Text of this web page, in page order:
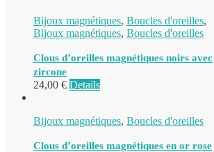
Bijoux magnétiques, Boucles d'oreilles,
Bijoux magnétiques, Boucles d'oreilles
Clous d’oreilles magnétiques noirs avec
zircone
24,00 € Details
Bijoux magnétiques, Boucles d'oreilles
Clous d’oreilles magnétiques en or rose